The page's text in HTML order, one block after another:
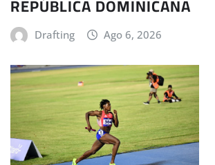
REPÚBLICA DOMINICANA
Drafting Ago 6, 2026